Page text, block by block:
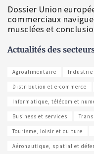
Dossier Union
commerciaux
musclées et
Actualités des
Agroalimentaire Industrie
Distribution et e-commerce
Informatique, télécom et
Business et services
Tourisme, loisir et culture
Aéronautique, spatial et